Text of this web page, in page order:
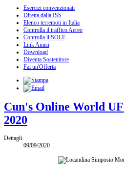
Esercizi convenzionati
Diretta dalla ISS
Elenco terremoti in Italia
Controlla il traffico Aereo
Controlla il SOLE
Link Amici
Download
Diventa Sostenitore
Fai un'Offerta
Cun's Online World
2020
Dettagli
09/09/2020